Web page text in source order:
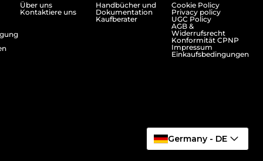
Über uns
Kontaktiere uns
Handbücher und
Dokumentation
Kaufberater
Cookie Policy
Privacy policy
UGC Policy
AGB &
Widerrufsrecht
Konformität CPNP
Impressum
Einkaufsbedingungen
Germany - DE